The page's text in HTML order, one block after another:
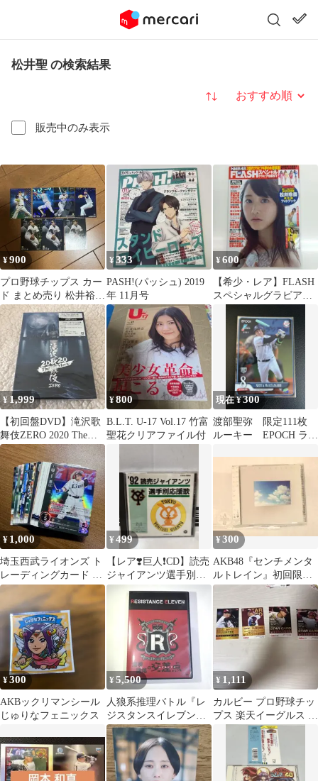
松井聖 の検索結果
販売中のみ表示
並び替え
¥900
プロ野球チップス カー
ド まとめ売り 松井裕樹
金本知憲 他
¥333
PASH!(パッシュ) 2019
年 11月号
¥600
【希少・レア】FLASH
スペシャルグラビア
¥ 1,999
【初回盤DVD】滝沢歌
舞伎ZERO 2020 The
Movie SnowMan
¥800
B.L.T. U-17 Vol.17 竹富
聖花クリアファイル付
現在 ¥300
渡部聖弥 限定111枚
ルーキー EPOCH ラグ
¥ 1,000
埼玉西武ライオンズ ト
レーディングカード 22
枚 まとめ売り
¥499
【レア❣️巨人❗️CD】読売
ジャイアンツ選手別応
援歌 '92 アルバム‼️
¥300
AKB48『センチメンタ
ルトレイン』初回限定
盤 Type-Ａ
¥300
AKBックリマンシール
じゅりなフェニックス
¥5,500
人狼系推理バトル『レ
ジスタンスイレブン～
潜春と謀略の交差点
～』公演DVD
¥ 1,111
カルビー プロ野球チッ
プス 楽天イーグルス 4
枚セット